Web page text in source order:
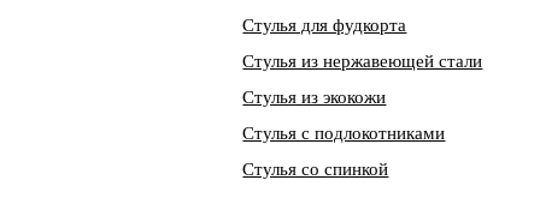
Стулья для фудкорта
Стулья из нержавеющей стали
Стулья из экокожи
Стулья с подлокотниками
Стулья со спинкой